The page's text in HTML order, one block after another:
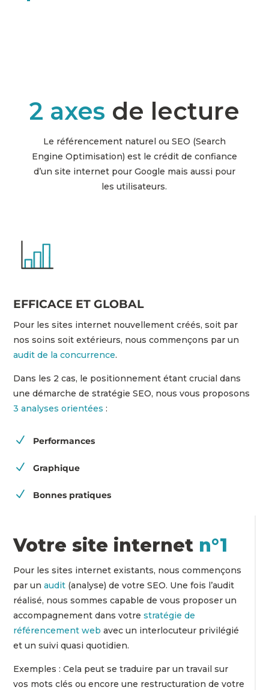
2 axes de lecture
Le référencement naturel ou SEO (Search
Engine Optimisation) est le crédit de confiance
d’un site internet pour Google mais aussi pour
les utilisateurs.
Votre site internet n°1
Pour les sites internet existants, nous commençons
par unaudit (analyse) de votre SEO. Une fois l’audit
réalisé, nous sommes capable de vous proposer un
accompagnement dans votrestratégie de
référencement web avec un interlocuteur privilégié
et un suivi quasi quotidien.
Exemples : Cela peut se traduire par un travail sur
vos mots clés ou encore une restructuration de votre
EFFICACE ET GLOBAL
Pour les sites internet nouvellement créés, soit par
nos soins soit extérieurs, nous commençons par un
audit de la concurrence.
Dans les 2 cas, le positionnement étant crucial dans
une démarche de stratégie SEO, nous vous proposons
3 analyses orientées :
N Performances
N Graphique
N Bonnes pratiques